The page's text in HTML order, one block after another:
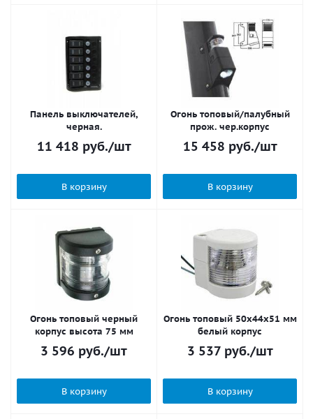
Панель выключателей,
черная.
11 418 руб./шт
В корзину
Огонь топовый/палубный
прож. чер.корпус
15 458 руб./шт
В корзину
Огонь топовый черный
корпус высота 75 мм
3 596 руб./шт
В корзину
Огонь топовый 50х44х51 мм
белый корпус
3 537руб./шт
В корзину